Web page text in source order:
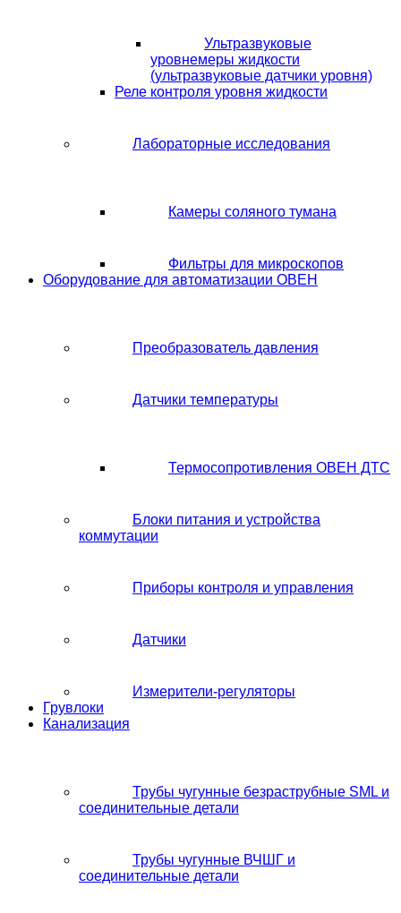
Ультразвуковые
уровнемеры жидкости
(ультразвуковые датчики уровня)
Реле контроля уровня жидкости
Лабораторные исследования
Камеры соляного тумана
Фильтры для микроскопов
Оборудование для автоматизации ОВЕН
Преобразователь давления
Датчики температуры
Термосопротивления ОВЕН ДТС
Блоки питания и устройства
коммутации
Приборы контроля и управления
Датчики
Измерители-регуляторы
Грувлоки
Канализация
Трубы чугунные безраструбные SML и
соединительные детали
Трубы чугунные ВЧШГ и
соединительные детали